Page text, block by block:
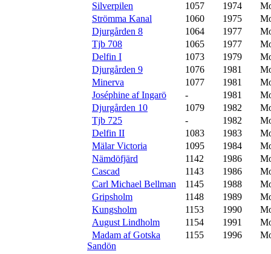
Silverpilen
1057 1974
Strömma Kanal
1060 1975
Djurgården 8
1064 1977
Tjb 708
1065 1977
Delfin I
1073 1979
Djurgården 9
1076 1981
Minerva
1077 1981
Joséphine af Ingarö
- 1981
Djurgården 10
1079 1982
Tjb 725
- 1982
Delfin II
1083 1983
Mälar Victoria
1095 1984
Nämdöfjärd
1142 1986
Cascad
1143 1986
Carl Michael Bellman
1145 1988
Gripsholm
1148 1989
Kungsholm
1153 1990
August Lindholm
1154 1991
Madam af Gotska
Sandön
1155 1996